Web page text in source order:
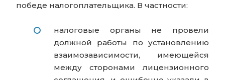
победе налогоплательщика. В частности:
налоговые органы не провели
должной работы по установлению
взаимозависимости, имеющейся
между сторонами лицензионного